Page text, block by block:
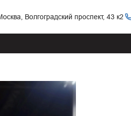
Волгоградский проспект, 43 к2